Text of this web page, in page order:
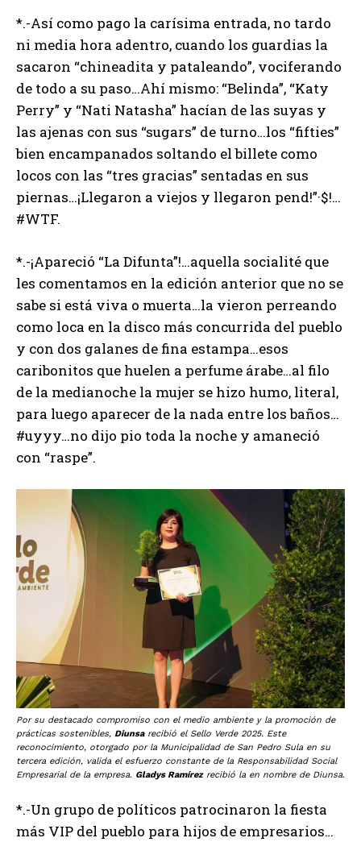
*.-Así como pago la carísima entrada, no tardo
ni media hora adentro, cuando los guardias la
sacaron “chineadita y pataleando”, vociferando
de todo a su paso…Ahí mismo: “Belinda”, “Katy
Perry” y “Nati Natasha” hacían de las suyas y
las ajenas con sus “sugars” de turno…los “fifties”
bien encampanados soltando el billete como
locos con las “tres gracias” sentadas en sus
piernas…¡Llegaron a viejos y llegaron pend!”·$!…
#WTF.
*.-¡Apareció “La Difunta”!…aquella socialité que
les comentamos en la edición anterior que no se
sabe si está viva o muerta…la vieron perreando
como loca en la disco más concurrida del pueblo
y con dos galanes de fina estampa…esos
caribonitos que huelen a perfume árabe…al filo
de la medianoche la mujer se hizo humo, literal,
para luego aparecer de la nada entre los baños…
#uyyy…no dijo pio toda la noche y amaneció
con “raspe”.
Por su destacado compromiso con el medio ambiente y la promoción de
prácticas sostenibles, Diunsarecibió el Sello Verde 2025. Este
reconocimiento, otorgado por la Municipalidad de San Pedro Sula en su
tercera edición, valida el esfuerzo constante de la Responsabilidad Social
Empresarial de la empresa. Gladys Ramírezrecibió la en nombre de Diunsa.
*.-Un grupo de políticos patrocinaron la fiesta
más VIP del pueblo para hijos de empresarios…